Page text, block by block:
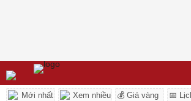
Mới nhất Xem nhiều 💰 Giá vàng 📅